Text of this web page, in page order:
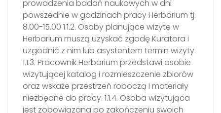
prowadzenia badań naukowych w dni
powszednie w godzinach pracy Herbarium tj.
8.00-15.00 1.1.2. Osoby planujące wizytę w
Herbarium muszą uzyskać zgodę Kuratora i
uzgodnić z nim lub asystentem termin wizyty.
1.1.3. Pracownik Herbarium przedstawi osobie
wizytującej katalog i rozmieszczenie zbiorów
oraz wskaże przestrzeń roboczą i materiały
niezbędne do pracy. 1.1.4. Osoba wizytująca
jest zobowiązana po zakończeniu swoich